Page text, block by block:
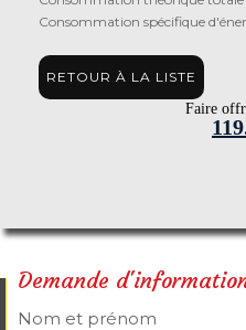
Consommation spécifique
RETOUR À LA LISTE
Faire
Demande
Nom et prénom